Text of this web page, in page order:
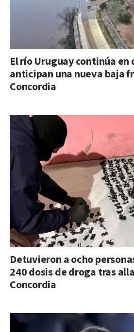
El río Uruguay continúa en
anticipan una nueva baja
Concordia
Detuvieron a ocho
240 dosis de droga tras
Concordia